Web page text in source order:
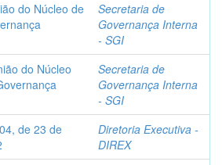
do Núcleo de
Secretaria de
Governança Interna
- SGI
do Núcleo
Secretaria de
Governança Interna
- SGI
de 23 de
Diretoria Executiva -
DIREX